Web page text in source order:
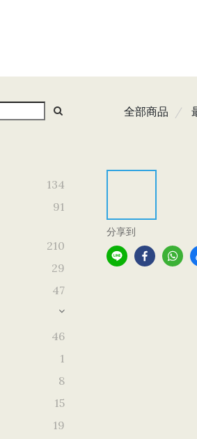
134
91
210
29
47
46
1
8
15
19
全部商品
分享到